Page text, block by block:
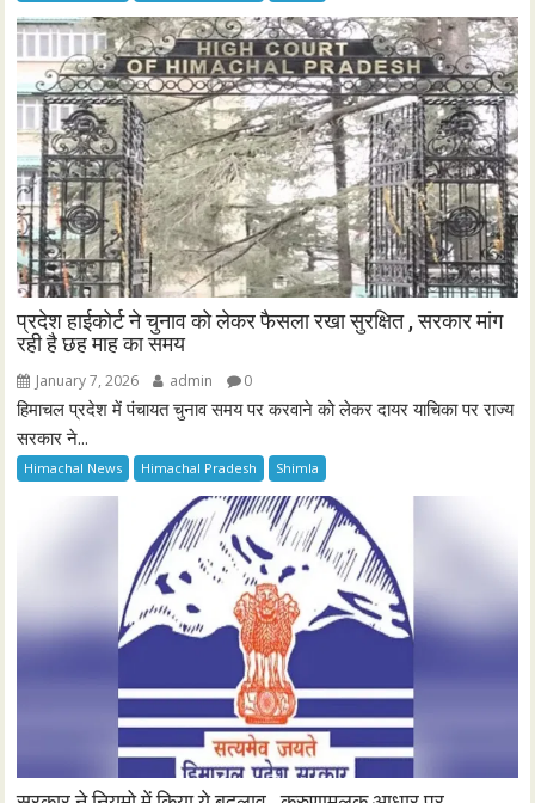
प्रदेश हाईकोर्ट ने चुनाव को लेकर फैसला रखा सुरक्षित , सरकार मांग
रही है छह माह का समय
January 7, 2026 admin 0
हिमाचल प्रदेश में पंचायत चुनाव समय पर करवाने को लेकर दायर याचिका पर राज्य
सरकार ने...
Himachal News Himachal Pradesh Shimla